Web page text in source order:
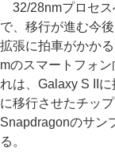
32/28nmプロセス
で、移行が進む今
拡張に拍車がかか
mのスマートフォ
れは、Galaxy S II
に移行させたチッ
Snapdragonのサン
る。